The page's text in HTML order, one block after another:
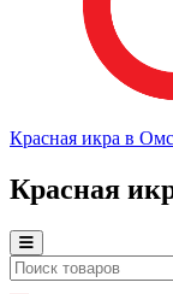
Красная икра в
Красная